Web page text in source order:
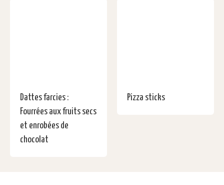
Dattes farcies :
Fourrées aux fruits secs
et enrobées de
chocolat
Pizza sticks